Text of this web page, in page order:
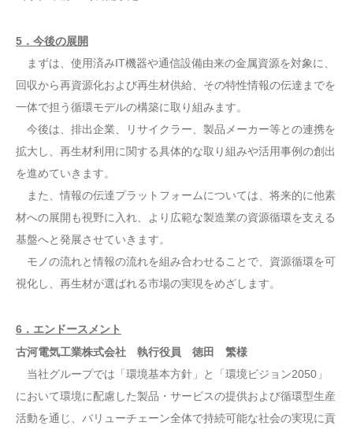
5．今後の展開
まずは、使用済みIT機器や通信設備由来の金属資源を対象に、
回収から再資源化および再生材供給、その特性情報の伝達までを
一体で担う循環モデルの構築に取り組みます。
今後は、排出企業、リサイクラー、製品メーカー等との連携を
拡大し、再生材利用に関する具体的な取り組みや活用事例の創出
を進めていきます。
また、情報の伝達プラットフォームについては、将来的に他素
材への展開も視野に入れ、より広範な製造業の資源循環を支える
基盤へと発展させていきます。
モノの流れと情報の流れを組み合わせることで、資源循環を可
視化し、再生材が選ばれる市場の実現をめざします。
6．エンドースメント
古河電気工業株式会社 執行役員 徳田 繁様
当社グループでは「環境基本方針」と「環境ビジョン2050」
において環境に配慮した製品・サービスの提供および循環型生産
活動を通じ、バリューチェーン全体で持続可能な社会の実現に貢